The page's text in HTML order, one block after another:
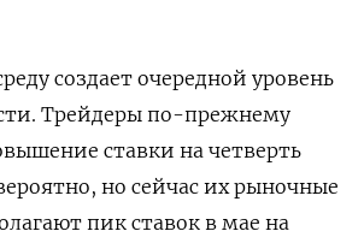
создает очередной уровень
Трейдеры по-прежнему
ставки на четверть
но сейчас их рыночные
пик ставок в мае на